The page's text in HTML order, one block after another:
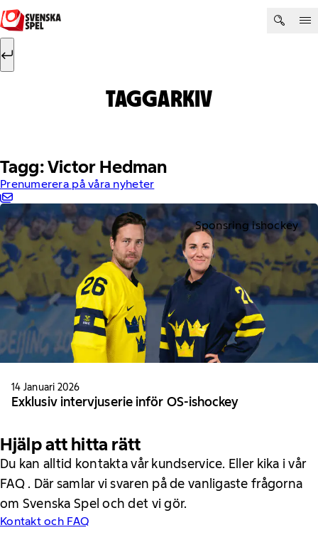
Hoppa till innehåll
Sök efter:
TAGGARKIV
Tagg: Victor Hedman
Prenumerera på våra nyheter
Sponsring ishockey
14 Januari 2026
Exklusiv intervjuserie inför OS-ishockey
Hjälp att hitta rätt
Du kan alltid kontakta vår kundservice. Eller kika i vår
FAQ . Där samlar vi svaren på de vanligaste frågorna
om Svenska Spel och det vi gör.
Kontakt och FAQ